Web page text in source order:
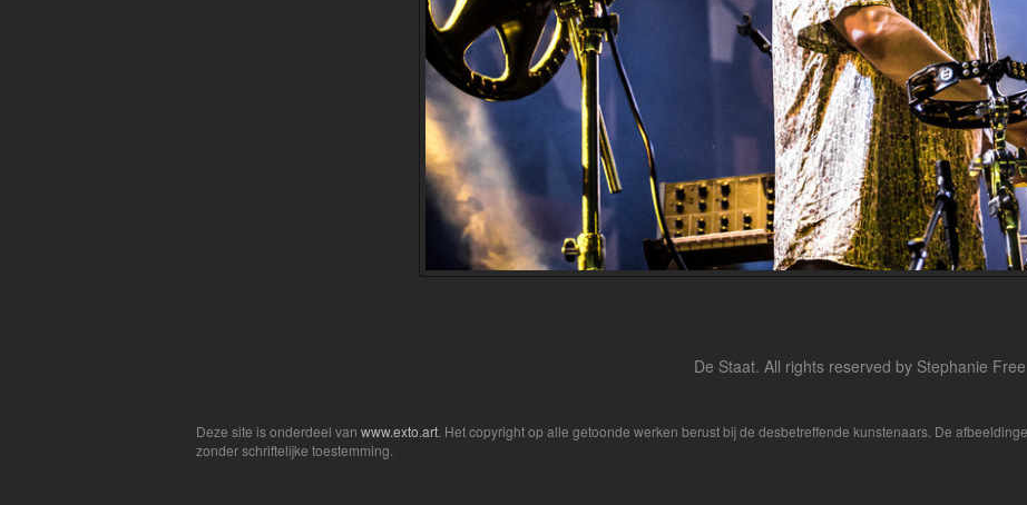
De Staat. All rights reserved by Stephanie Free
Deze site is onderdeel van www.exto.art . Het copyright op alle getoonde werken berust bij de desbetreffende kunstenaars. De
zonder schriftelijke toestemming.